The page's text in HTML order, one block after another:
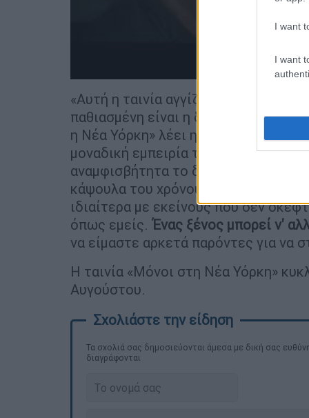
I want
I want
«Αυτή η ταινία αγγίζει πολλά
παθιασμένη είναι η δύναμη της
η Νέα Υόρκη» λέει η σκηνοθέτρια.
μοναδική εμπειρία της συνομιλίας
αναμφισβήτητα το δρόμο του
κάψουλα του χρόνου. Η εξαφάνιση
ιδιαίτερα με εκείνους που δεν
όπως εμείς. Ένας ξένος μπορεί ν'
να είμαστε αρκετά παρόντες για να
Η ταινία «Μόνοι στη Νέα Υόρκη»
Αυγούστου.
Τα σχολιά σας δημοσιεύονται άμεσα με δική σας
διαγράφονται